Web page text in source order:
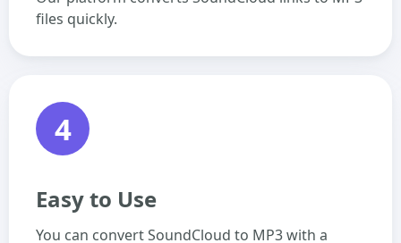
files quickly.
4
Easy to Use
You can convert SoundCloud to MP3 with a